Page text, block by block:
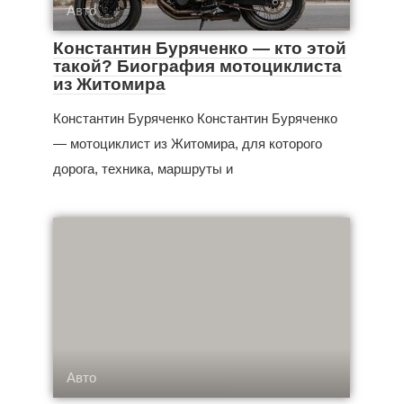
Авто
Константин Буряченко — кто этой
такой? Биография мотоциклиста
из Житомира
Константин Буряченко Константин Буряченко
— мотоциклист из Житомира, для которого
дорога, техника, маршруты и
Авто